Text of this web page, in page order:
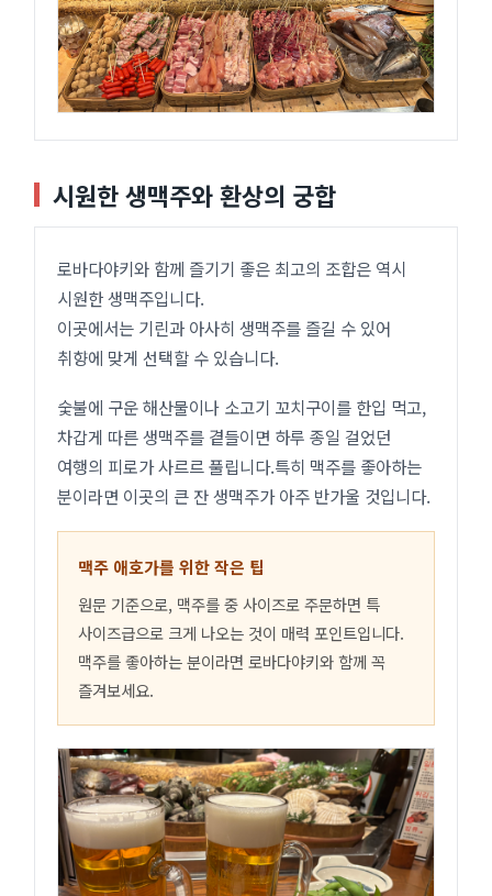
시원한 생맥주와 환상의 궁합
로바다야키와 함께 즐기기 좋은 최고의 조합은 역시
시원한 생맥주입니다.
이곳에서는 기린과 아사히 생맥주를 즐길 수 있어
취향에 맞게 선택할 수 있습니다.
숯불에 구운 해산물이나 소고기 꼬치구이를 한입 먹고,
차갑게 따른 생맥주를 곁들이면 하루 종일 걸었던
여행의 피로가 사르르 풀립니다.특히 맥주를 좋아하는
분이라면 이곳의 큰 잔 생맥주가 아주 반가울 것입니다.
맥주 애호가를 위한 작은 팁
원문 기준으로, 맥주를 중 사이즈로 주문하면 특
사이즈급으로 크게 나오는 것이 매력 포인트입니다.
맥주를 좋아하는 분이라면 로바다야키와 함께 꼭
즐겨보세요.